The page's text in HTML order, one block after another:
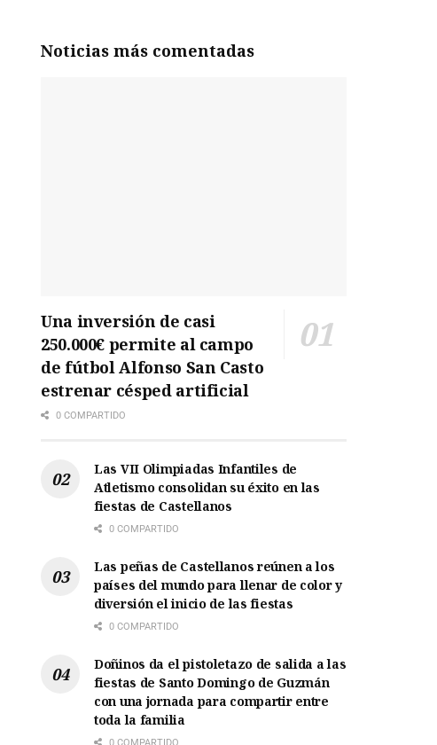
Noticias más comentadas
Una inversión de casi
250.000€ permite al campo
de fútbol Alfonso San Casto
estrenar césped artificial
0 COMPARTIDO
Las VII Olimpiadas Infantiles de
Atletismo consolidan su éxito en las
fiestas de Castellanos
0 COMPARTIDO
Las peñas de Castellanos reúnen a los
países del mundo para llenar de color y
diversión el inicio de las fiestas
0 COMPARTIDO
Doñinos da el pistoletazo de salida a las
fiestas de Santo Domingo de Guzmán
con una jornada para compartir entre
toda la familia